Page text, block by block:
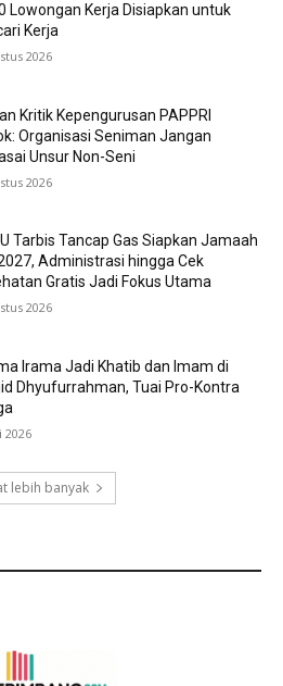
Lowongan Kerja Disiapkan untuk
Kerja
2026
Kritik Kepengurusan PAPPRI
Organisasi Seniman Jangan
Unsur Non-Seni
2026
Tarbis Tancap Gas Siapkan Jamaah
Administrasi hingga Cek
Gratis Jadi Fokus Utama
2026
Irama Jadi Khatib dan Imam di
Dhyufurrahman, Tuai Pro-Kontra
2026
lebih banyak